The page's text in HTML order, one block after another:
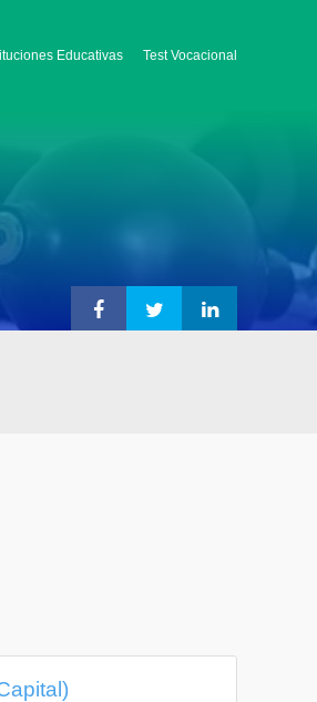
Educativas Test Vocacional